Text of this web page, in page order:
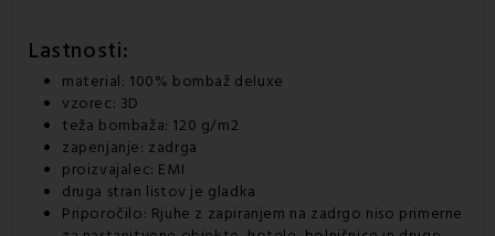
Lastnosti:
material: 100% bombaž deluxe
vzorec: 3D
teža bombaža: 120 g/m2
zapenjanje: zadrga
proizvajalec: EMI
druga stran listov je gladka
Priporočilo: Rjuhe z zapiranjem na zadrgo niso primerne